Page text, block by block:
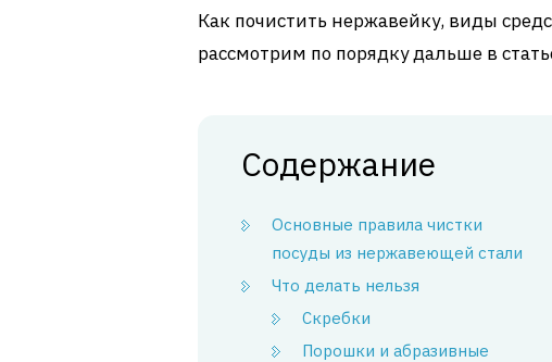
Как почистить нержавейку, виды
рассмотрим по порядку дальше в
Содержание
Основные правила чистки
посуды из нержавеющей стали
Что делать нельзя
Скребки
Порошки и абразивные